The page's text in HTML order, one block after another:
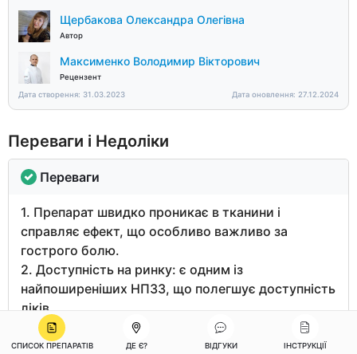
Щербакова Олександра Олегівна
Автор
Максименко Володимир Вікторович
Рецензент
Дата створення: 31.03.2023
Дата оновлення: 27.12.2024
Переваги і Недоліки
Переваги
1. Препарат швидко проникає в тканини і
справляє ефект, що особливо важливо за
гострого болю.
2. Доступність на ринку: є одним із
найпоширеніших НПЗЗ, що полегшує доступність
ліків.
3. Ефективно застосовується під час лікування
різних запальних захворювань, таких як
СПИСОК ПРЕПАРАТІВ ДЕ Є? ВІДГУКИ ІНСТРУКЦІЇ